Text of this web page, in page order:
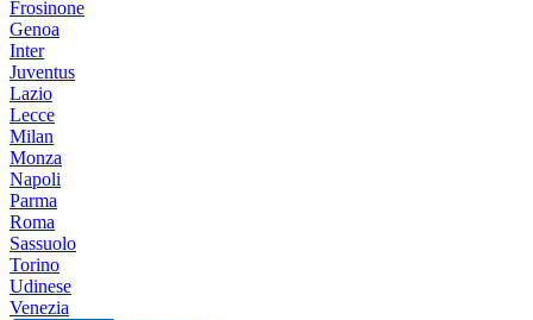
Frosinone
Genoa
Inter
Juventus
Lazio
Lecce
Milan
Monza
Napoli
Parma
Roma
Sassuolo
Torino
Udinese
Venezia